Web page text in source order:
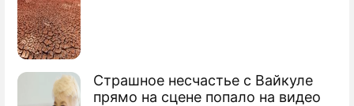
Страшное несчастье с Вайкуле
прямо на сцене попало на видео